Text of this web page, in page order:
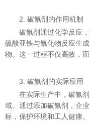
2. 破氰剂的作用机制
破氰剂通过化学反应
硫酸亚铁与氰化物反应生
物。这一过程不仅高效，
3. 破氰剂的实际应用
在实际生产中，破氰
域。通过添加破氰剂，企
标，保护环境和工人健康。